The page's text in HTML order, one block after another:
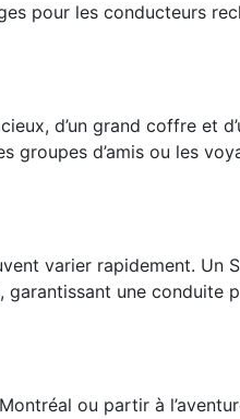
pour les conducteurs
d’un grand coffre et
groupes d’amis ou les
varier rapidement. Un
garantissant une conduite
ou partir à